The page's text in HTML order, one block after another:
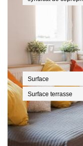
Surfaces
Surface
Surface terrasse